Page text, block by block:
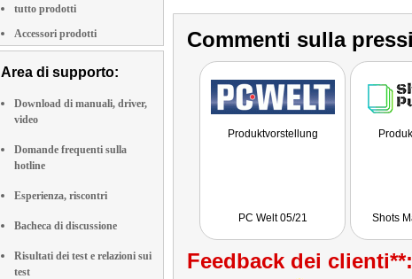
tutto prodotti
Accessori prodotti
Area di supporto:
Download di manuali, driver,
video
Domande frequenti sulla
hotline
Esperienza, riscontri
Bacheca di discussione
Risultati dei test e relazioni sui
test
Commenti sulla
Produktvorstellung
PC Welt 05/21 Shots
Feedback dei clienti**: